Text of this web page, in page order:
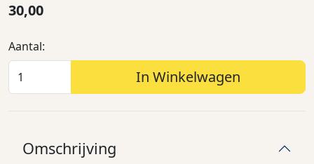
30,00
Aantal:
In Winkelwagen
Omschrijving